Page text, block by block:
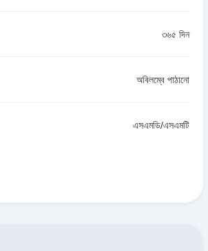
৩৬৫ দিন
অবিলম্বে পাঠানো
এসএমডি/এসএমটি